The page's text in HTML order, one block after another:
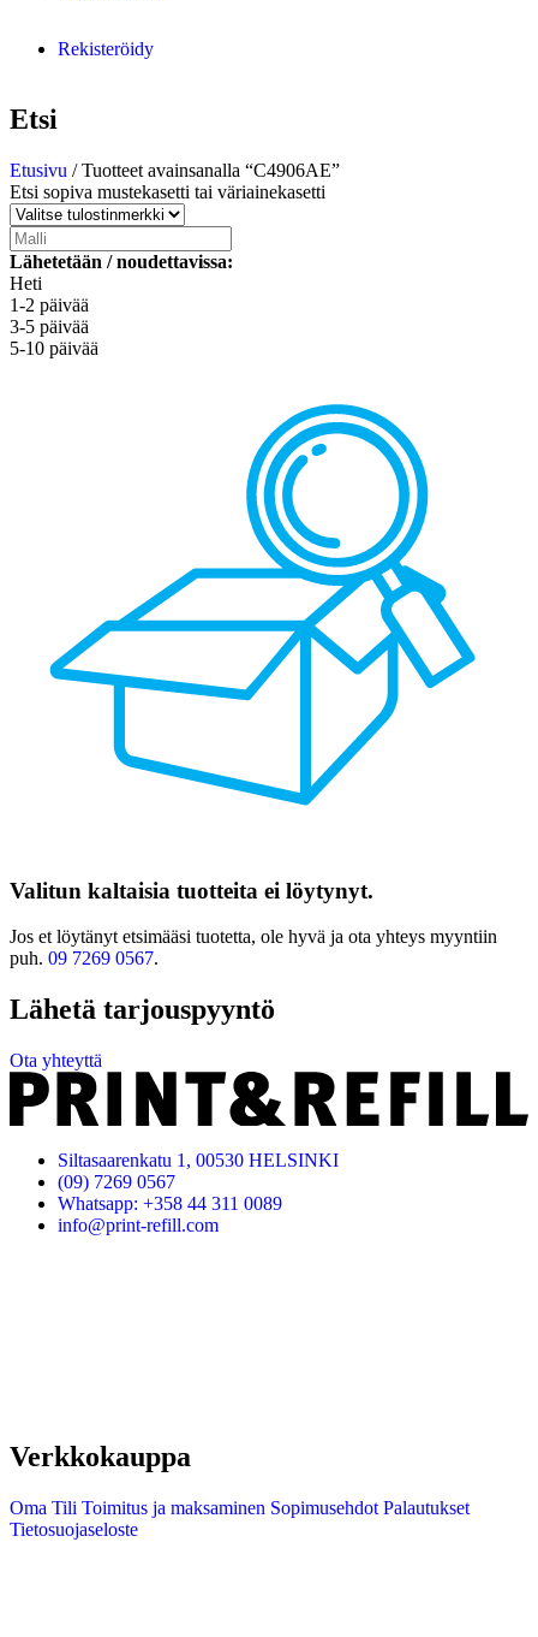
Rekisteröidy
Etsi
Etusivu / Tuotteet avainsanalla “C4906AE”
Etsi sopiva mustekasetti tai väriainekasetti
Lähetetään / noudettavissa:
Heti
1-2 päivää
3-5 päivää
5-10 päivää
Valitun kaltaisia tuotteita ei löytynyt.
Jos et löytänyt etsimääsi tuotetta, ole hyvä ja ota yhteys myyntiin
puh. 09 7269 0567.
Lähetä tarjouspyyntö
Ota yhteyttä
Siltasaarenkatu 1, 00530 HELSINKI
(09) 7269 0567
Whatsapp: +358 44 311 0089
info@print-refill.com
Verkkokauppa
Oma Tili Toimitus ja maksaminen Sopimusehdot Palautukset
Tietosuojaseloste